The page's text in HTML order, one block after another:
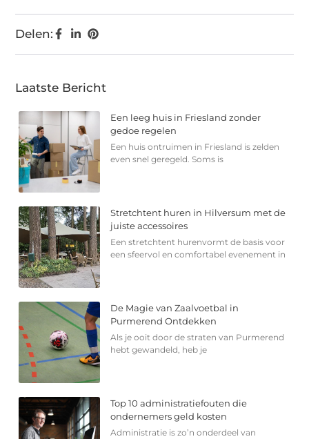
Delen:
Laatste Bericht
Een leeg huis in Friesland zonder
gedoe regelen
Een huis ontruimen in Friesland is zelden
even snel geregeld. Soms is
Stretchtent huren in Hilversum met de
juiste accessoires
Een stretchtent hurenvormt de basis voor
een sfeervol en comfortabel evenement in
De Magie van Zaalvoetbal in
Purmerend Ontdekken
Als je ooit door de straten van Purmerend
hebt gewandeld, heb je
Top 10 administratiefouten die
ondernemers geld kosten
Administratie is zo’n onderdeel van